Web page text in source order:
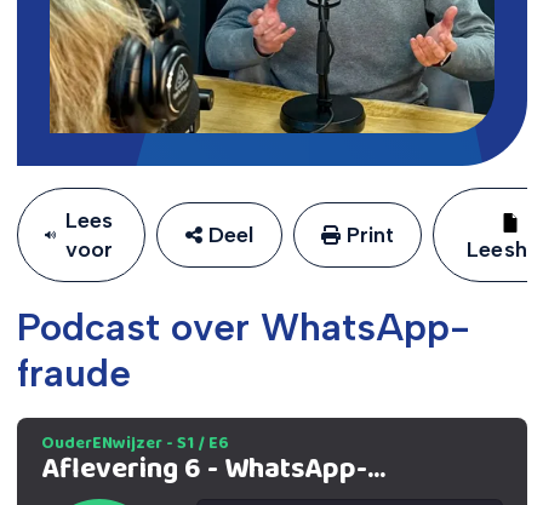
Lees
voor
Deel Print
Podcast over WhatsApp-
fraude